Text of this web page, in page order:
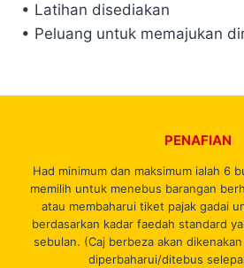
• Latihan disediakan
• Peluang untuk memajukan
PENAFIAN
Had minimum dan maksimum ialah 6
memilih untuk menebus barangan
atau membaharui tiket pajak gadai
berdasarkan kadar faedah standard
sebulan. (Caj berbeza akan
diperbaharui/ditebus